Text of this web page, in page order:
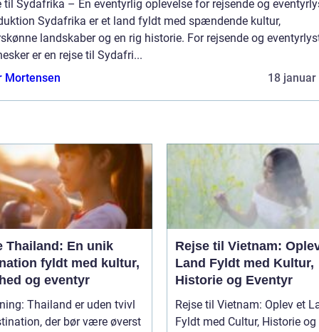
til Sydafrika – En eventyrlig oplevelse for rejsende og
Sydafrika er et land fyldt med spændende kultur,
landskaber og en rig historie. For rejsende og
er en rejse til Sydafri...
Mortensen
18 januar
Thailand: En unik
fyldt med kultur,
og eventyr
Thailand er uden tvivl
der bør være øverst
Rejse til Vietnam:
Land Fyldt med Kultur,
Historie og Eventyr
Rejse til Vietnam: Oplev et
Fyldt med Cultur, Historie og